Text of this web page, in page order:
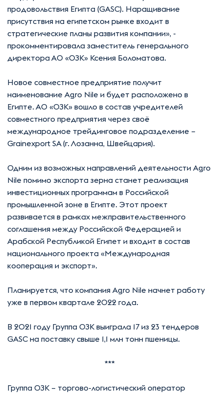
продовольствия Египта (GASC). Наращивание
присутствия на египетском рынке входит в
стратегические планы развития компании», -
прокомментировала заместитель генерального
директора АО «ОЗК» Ксения Боломатова.
Новое совместное предприятие получит
наименование Agro Nile и будет расположено в
Египте. АО «ОЗК» вошло в состав учредителей
совместного предприятия через своё
международное трейдинговое подразделение –
Grainexport SA (г. Лозанна, Швейцария).
Одним из возможных направлений деятельности Agro
Nile помимо экспорта зерна станет реализация
инвестиционных программам в Российской
промышленной зоне в Египте. Этот проект
развивается в рамках межправительственного
соглашения между Российской Федерацией и
Арабской Республикой Египет и входит в состав
национального проекта «Международная
кооперация и экспорт».
Планируется, что компания Agro Nile начнет работу
уже в первом квартале 2022 года.
В 2021 году Группа ОЗК выиграла 17 из 23 тендеров
GASC на поставку свыше 1,1 млн тонн пшеницы.
***
Группа ОЗК – торгово-логистический оператор